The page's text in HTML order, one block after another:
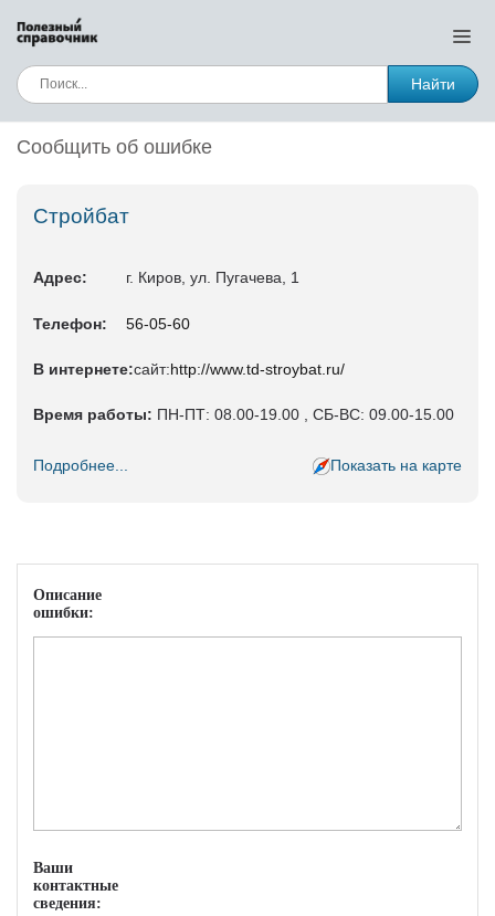
Найти
Сообщить об ошибке
Стройбат
Адрес: г. Киров, ул. Пугачева, 1
Телефон: 56-05-60
В интернете:сайт:http://www.td-stroybat.ru/
Время работы: ПН-ПТ: 08.00-19.00 , СБ-ВС: 09.00-15.00
Подробнее... Показать на карте
Описание
ошибки:
Ваши
контактные
сведения: